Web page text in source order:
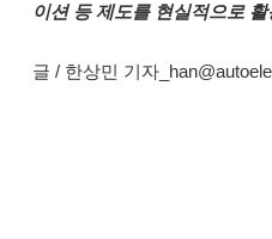
이션 등 제도를 현실적으로
글 / 한상민 기자